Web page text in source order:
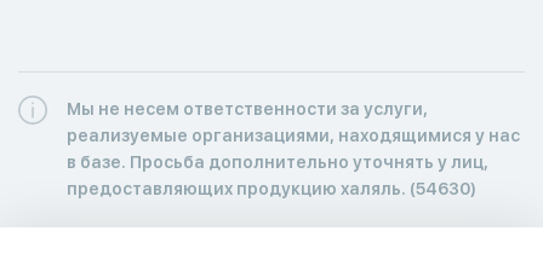
Мы не несем ответственности за услуги,
реализуемые организациями, находящимися у нас
в базе. Просьба дополнительно уточнять у лиц,
предоставляющих продукцию халяль. (54630)